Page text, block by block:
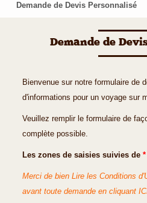
Demande de Devis Personnalisé
Demande de
Bienvenue sur notre formulaire de
d'informations pour un voyage sur
Veuillez remplir le formulaire de
complète possible.
Les zones de saisies suivies de *
Merci de bien Lire les Conditions
avant toute demande en cliquant